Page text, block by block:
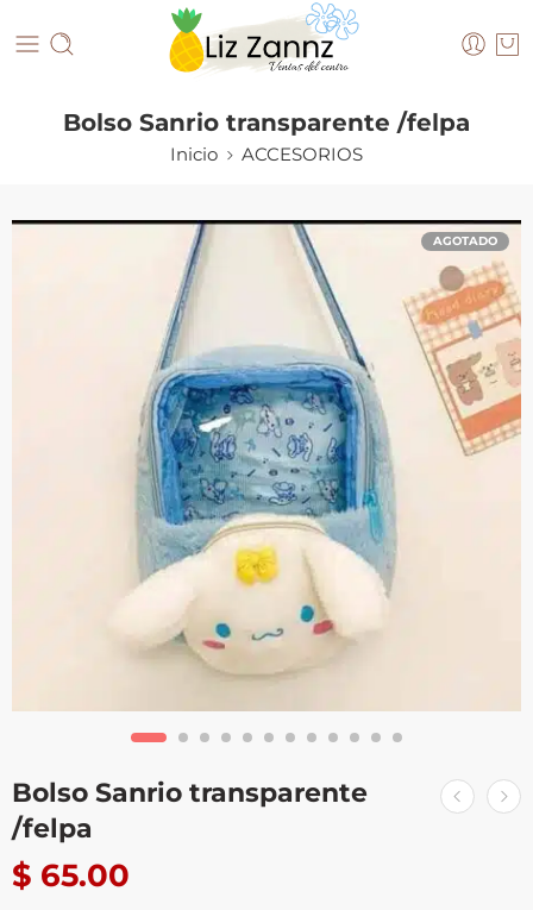
Bolso Sanrio transparente /felpa
Inicio ACCESORIOS
AGOTADO
Bolso Sanrio transparente
/felpa
$ 65.00